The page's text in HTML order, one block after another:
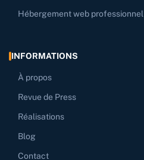
Hébergement web professionnel
INFORMATIONS
À propos
Revue de Press
Réalisations
Blog
Contact